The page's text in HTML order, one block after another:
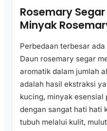
Rosemary
Minyak
Perbedaan terbesar
Daun rosemary segar
aromatik dalam jumlah
adalah hasil ekstraksi
kucing, minyak esensial
dengan sangat hati hati
tubuh melalui kulit,